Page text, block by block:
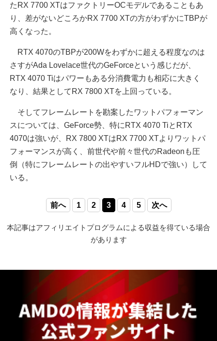
たRX 7700 XTはファクトリーOCモデルであることもあ
り、差がないどころかRX 7700 XTの方がわずかにTBPが
高くなった。
RTX 4070のTBPが200Wをわずかに超える程度なのは
さすがAda Lovelace世代のGeForceという感じだが、
RTX 4070 Tiはパワーもある分消費電力も相応に大きく
なり、結果としてRX 7800 XTを上回っている。
そしてフレームレートを勘案したワットパフォーマン
スについては、GeForce勢、特にRTX 4070 TiとRTX
4070は強いが、RX 7800 XTはRX 7700 XTよりワットパ
フォーマンスが高く、前世代や前々世代のRadeonも圧
倒（特にフレームレートの出やすいフルHDで強い）して
いる。
前へ 1 2 3 4 5 次へ
本記事はアフィリエイトプログラムによる収益を得ている場合
があります